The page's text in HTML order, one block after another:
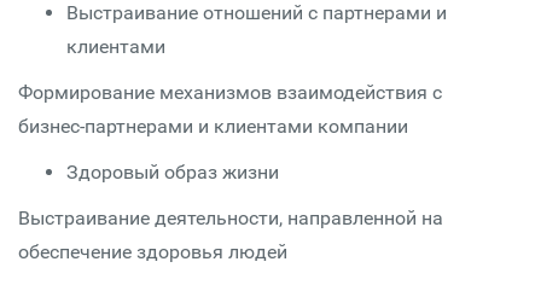
Выстраивание отношений с партнерами и
клиентами
Формирование механизмов взаимодействия с
бизнес-партнерами и клиентами компании
Здоровый образ жизни
Выстраивание деятельности, направленной на
обеспечение здоровья людей